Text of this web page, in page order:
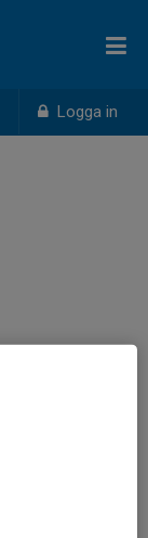
Logga in